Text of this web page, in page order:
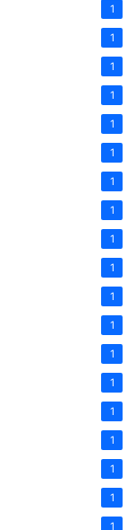
1
1
1
1
1
1
1
1
1
1
1
1
1
1
1
1
1
1
1